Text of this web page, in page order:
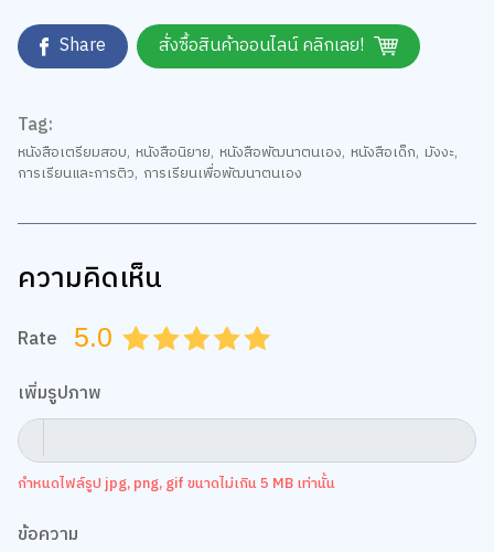
Share สั่งซื้อสินค้าออนไลน์ คลิกเลย!
Tag:
หนังสือเตรียมสอบ, หนังสือนิยาย, หนังสือพัฒนาตนเอง, หนังสือเด็ก, มังงะ,
การเรียนและการติว, การเรียนเพื่อพัฒนาตนเอง
ความคิดเห็น
Rate 5.0 4.5
4.0
3.5
3.0
2.5
2.0
1.5
1.0
0.5
เพิ่มรูปภาพ
กำหนดไฟล์รูป jpg, png, gif ขนาดไม่เกิน 5 MB เท่านั้น
ข้อความ